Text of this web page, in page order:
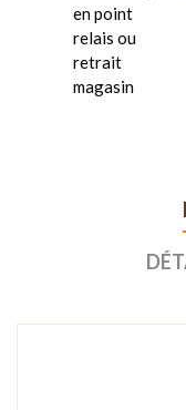
en point
relais ou
retrait
magasin